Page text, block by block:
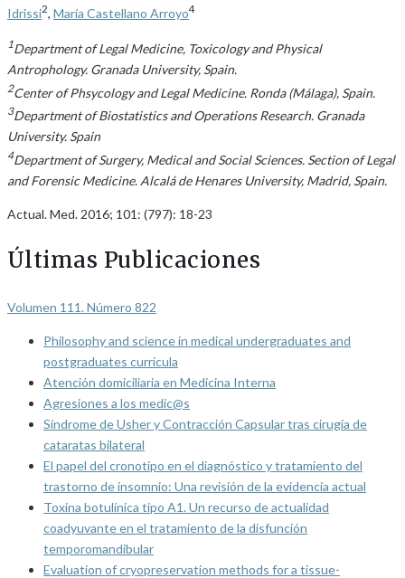
Idrissi2 María Castellano Arroyo4
1Department of Legal Medicine, Toxicology and Physical
Antrophology. Granada University, Spain.
2Center of Phsycology and Legal Medicine. Ronda (Málaga), Spain.
3Department of Biostatistics and Operations Research. Granada
University. Spain
4Department of Surgery, Medical and Social Sciences. Section of Legal
and Forensic Medicine. Alcalá de Henares University, Madrid, Spain.
Actual. Med. 2016; 101: (797): 18-23
Últimas Publicaciones
Volumen 111. Número 822
Philosophy and science in medical undergraduates and
postgraduates curricula
Atención domiciliaria en Medicina Interna
Agresiones a los medic@s
Síndrome de Usher y Contracción Capsular tras cirugía de
cataratas bilateral
El papel del cronotipo en el diagnóstico y tratamiento del
trastorno de insomnio: Una revisión de la evidencia actual
Toxina botulínica tipo A1. Un recurso de actualidad
coadyuvante en el tratamiento de la disfunción
temporomandibular
Evaluation of cryopreservation methods for a tissue-